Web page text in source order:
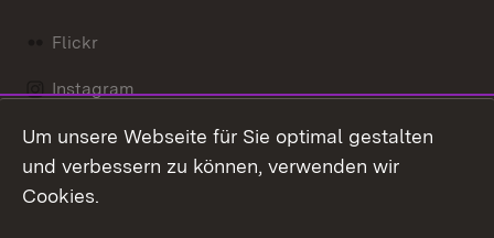
Flickr
Instagram
Social Wall
Um unsere Webseite für Sie optimal gestalten
und verbessern zu können, verwenden wir
Cookies.